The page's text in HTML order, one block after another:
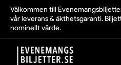
Välkommen till
vår leverans & äkthetsgaranti.
nominellt värde.